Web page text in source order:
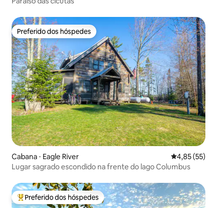
Preferido dos hóspedes
Preferido dos hóspedes
Cabana ⋅ Eagle River 4,85 de uma
4,85 (55)
Lugar sagrado escondido na frente do lago Columbus
Entre os melhores preferidos dos hóspedes
Preferido dos hóspedes